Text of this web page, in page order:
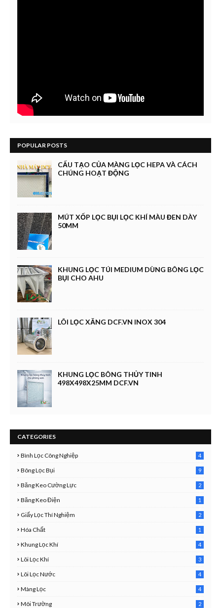
POPULAR POSTS
CẤU TẠO CỦA MÀNG LỌC HEPA VÀ CÁCH
CHÚNG HOẠT ĐỘNG
MÚT XỐP LỌC BỤI LỌC KHÍ MÀU ĐEN DÀY
50MM
KHUNG LỌC TÚI MEDIUM DÙNG BÔNG LỌC
BỤI CHO AHU
LÕI LỌC XĂNG DCF.VN INOX 304
KHUNG LỌC BÔNG THỦY TINH
498X498X25MM DCF.VN
CATEGORIES
Bình Lọc Công Nghiệp
4
Bông Lọc Bụi 9
Băng Keo Cường Lực
2
Băng Keo Điện
1
Giấy Lọc Thí Nghiệm
2
Hóa Chất
1
Khung Lọc Khí
4
Lõi Lọc Khí
3
Lõi Lọc Nước
4
Màng Lọc
4
Môi Trường
2